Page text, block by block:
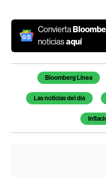
Convierta
noticiasaquí
Temas de este artículo
Bloomberg Línea
Las noticias del día